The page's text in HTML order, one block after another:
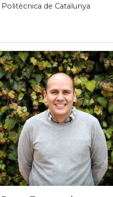
Politècnica de Catalunya